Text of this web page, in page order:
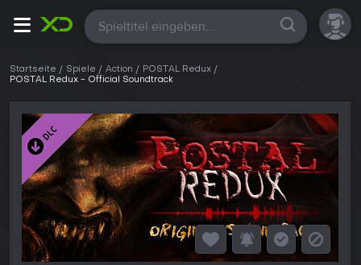
Alle
Startseite Spiele Action
POSTAL Redux
POSTAL Redux - Official Soundtrack